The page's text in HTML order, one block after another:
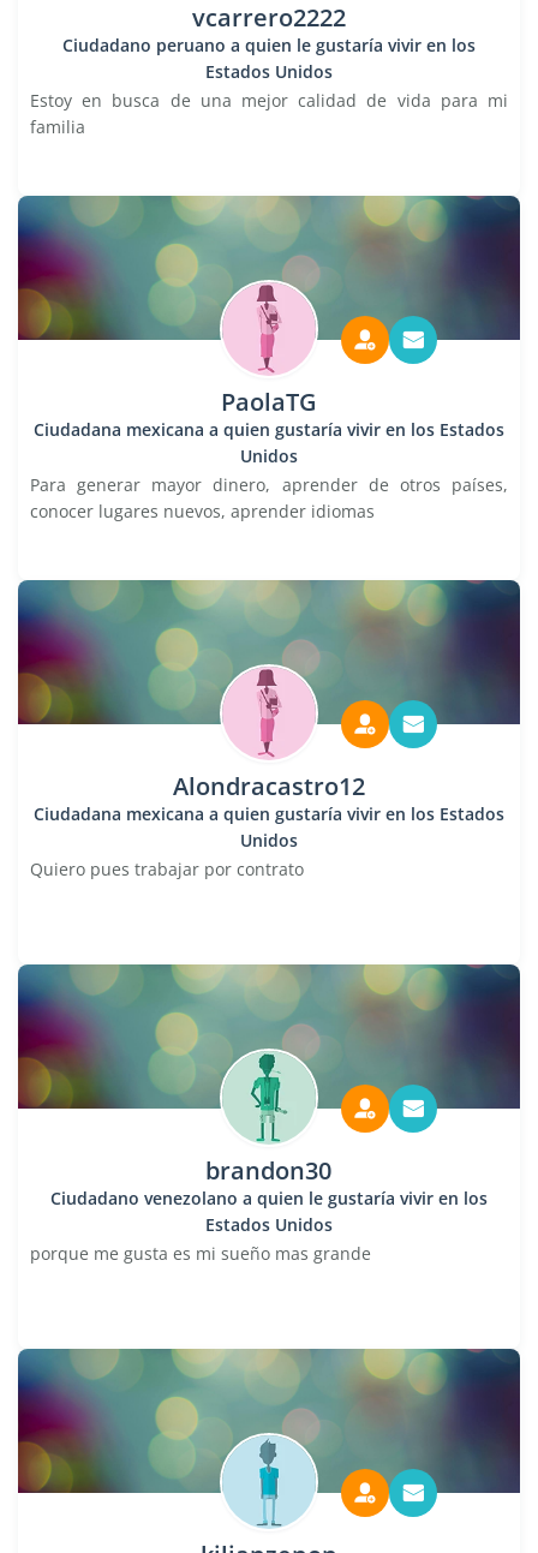
vcarrero2222
Ciudadano peruano a quien le gustaría vivir en los
Estados Unidos
Estoy en busca de una mejor calidad de vida para mi
familia
PaolaTG
Ciudadana mexicana a quien gustaría vivir en los Estados
Unidos
Para generar mayor dinero, aprender de otros países,
conocer lugares nuevos, aprender idiomas
Alondracastro12
Ciudadana mexicana a quien gustaría vivir en los Estados
Unidos
Quiero pues trabajar por contrato
brandon30
Ciudadano venezolano a quien le gustaría vivir en los
Estados Unidos
porque me gusta es mi sueño mas grande